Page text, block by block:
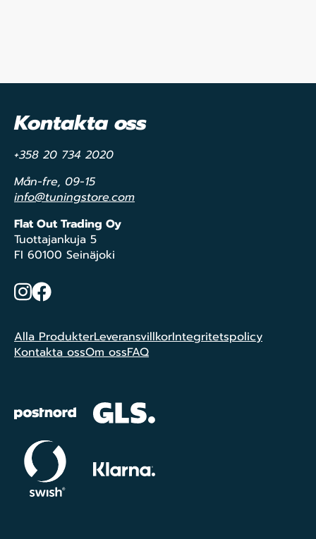
Kontakta oss
+358 20 734 2020
Mån-fre, 09-15
info@tuningstore.com
Flat Out Trading Oy
Tuottajankuja 5
FI 60100 Seinäjoki
Instagram
Facebook
Alla ProdukterLeveransvillkorIntegritetspolicy
Kontakta ossOm ossFAQ